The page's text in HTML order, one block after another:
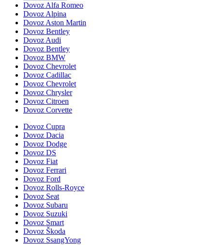
Dovoz Alfa Romeo
Dovoz Alpina
Dovoz Aston Martin
Dovoz Bentley
Dovoz Audi
Dovoz Bentley
Dovoz BMW
Dovoz Chevrolet
Dovoz Cadillac
Dovoz Chevrolet
Dovoz Chrysler
Dovoz Citroen
Dovoz Corvette
Dovoz Cupra
Dovoz Dacia
Dovoz Dodge
Dovoz DS
Dovoz Fiat
Dovoz Ferrari
Dovoz Ford
Dovoz Rolls-Royce
Dovoz Seat
Dovoz Subaru
Dovoz Suzuki
Dovoz Smart
Dovoz Škoda
Dovoz SsangYong